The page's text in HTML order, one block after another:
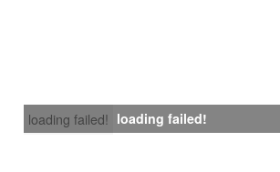
loading failed! loading failed!